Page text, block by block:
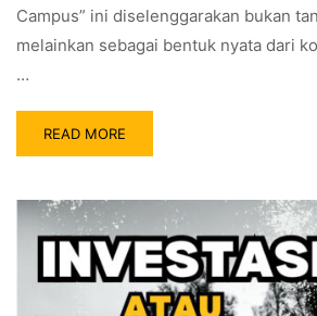
Campus” ini diselenggarakan bukan
melainkan sebagai bentuk nyata dari
…
READ MORE